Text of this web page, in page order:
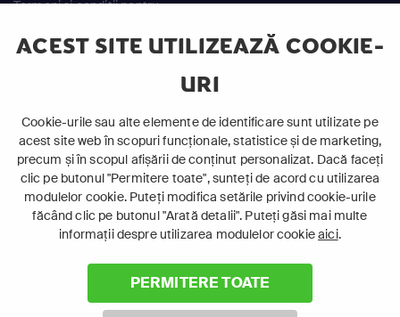
ACEST SITE UTILIZEAZĂ COOKIE-
URI
Cookie-urile sau alte elemente de identificare sunt utilizate pe
acest site web în scopuri funcționale, statistice și de marketing,
precum și în scopul afișării de conținut personalizat. Dacă faceți
clic pe butonul "Permitere toate", sunteți de acord cu utilizarea
modulelor cookie. Puteți modifica setările privind cookie-urile
făcând clic pe butonul "Arată detalii". Puteți găsi mai multe
informații despre utilizarea modulelor cookieaici.
PERMITERE TOATE
Termeni și condiții pentru
ANPC
© 2026 Canal+ Luxembourg S. à r.l. - Toate drepturile
rezervate
Focus Sat este o marcă înregistrată aparținând Canal+
Luxembourg S. à r.l.
Rue Albert Borschette 4, L-1246 Luxemburg | R.C.S.